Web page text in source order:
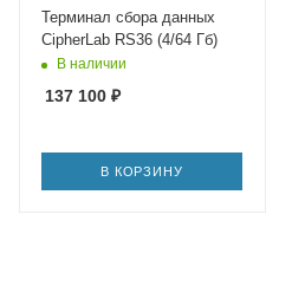
Терминал сбора данных
CipherLab RS36 (4/64 Гб)
В наличии
137 100 ₽
В КОРЗИНУ